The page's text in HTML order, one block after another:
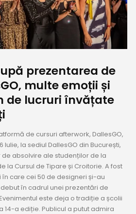
prezentarea de
multe emoții și
de lucruri învățate
de cursuri afterwork, DallesGO,
Iulie, la sediul DallesGO din București,
absolvire ale studenților de la
la Cursul de Tipare și Croitorie. A fost
care cei 50 de designeri și-au
în cadrul unei prezentări de
este deja o tradiție a școlii
14-a ediție. Publicul a putut admira